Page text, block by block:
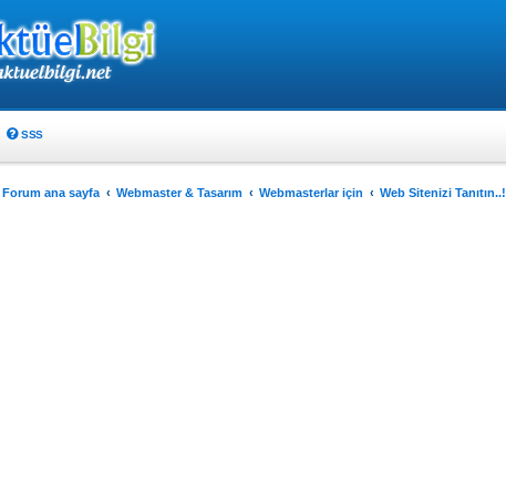
SSS
Forum ana sayfa Webmaster & Tasarım Webmasterlar için Web Sitenizi Tanıtın..!